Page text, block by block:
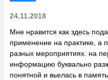
24.11.2018
Мне нравится как здесь
применение на практике, а
разных мероприятиях. на
информацию буквально
понятной и вьелась в